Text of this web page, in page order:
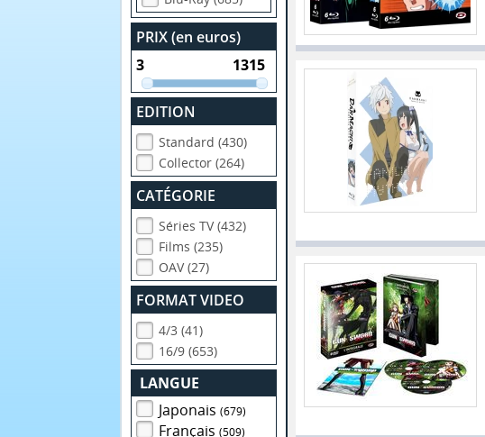
PRIX (en euros)
EDITION
Standard (430)
Collector (264)
CATÉGORIE
Séries TV (432)
Films (235)
OAV (27)
FORMAT VIDEO
4/3 (41)
16/9 (653)
LANGUE
Japonais(679)
Français(509)